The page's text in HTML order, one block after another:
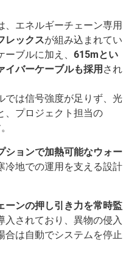
、エネルギーチェーン専用
レックスが組み込まれてい
ブルに加え、 615mとい
イバーケーブルも採用 され
では信号強度が足りず、光
、プロジェクト担当の
ションで加熱可能なウォー
冷地での運用を支える設計
ーンの押し引き力を常時監
入されており、異物の侵入
合は自動でシステムを停止